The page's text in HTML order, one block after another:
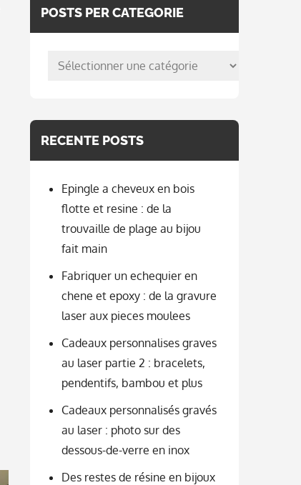
POSTS PER CATEGORIE
posts
RECENTE POSTS
Epingle a cheveux en bois
flotte et resine : de la
trouvaille de plage au bijou
fait main
Fabriquer un echequier en
chene et epoxy : de la gravure
laser aux pieces moulees
Cadeaux personnalises graves
au laser partie 2 : bracelets,
pendentifs, bambou et plus
Cadeaux personnalisés gravés
au laser : photo sur des
dessous-de-verre en inox
Des restes de résine en bijoux